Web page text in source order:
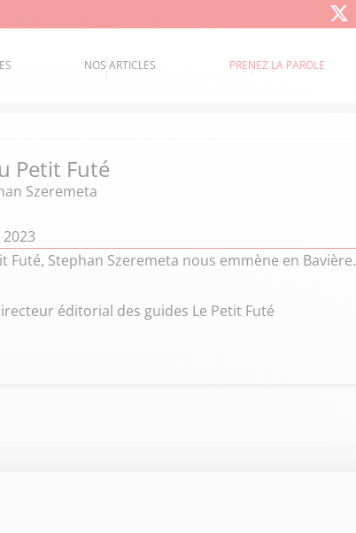
NOS ARTICLES PRENEZ LA PAROLE
Petit Futé
Szeremeta
Stephan Szeremeta nous emmène en Bavière.
éditorial des guides Le Petit Futé